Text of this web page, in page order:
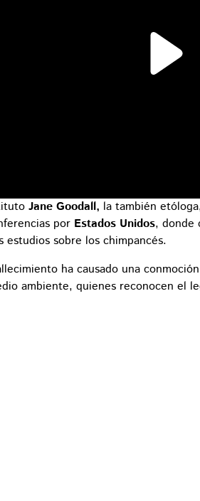
Jane Goodall, la también
por Estados Unidos, donde
estudios sobre los chimpancés.
ha causado una
ambiente, quienes reconocen el